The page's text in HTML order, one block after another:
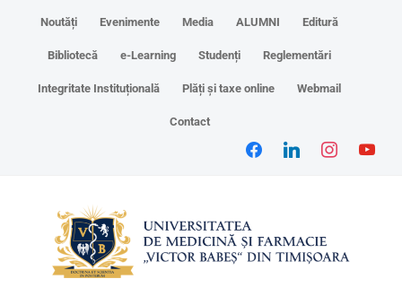
Noutăți Evenimente Media ALUMNI Editură
Bibliotecă e-Learning Studenți Reglementări
Integritate Instituțională Plăți și taxe online Webmail
Contact